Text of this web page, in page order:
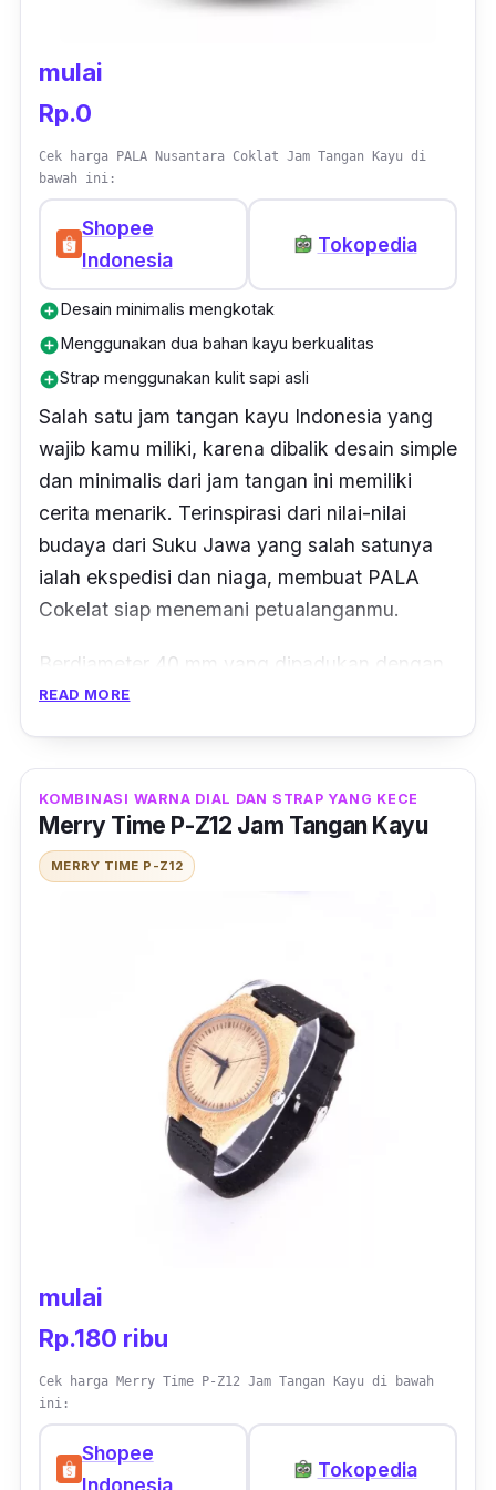
mulai
Rp.0
Cek harga PALA Nusantara Coklat Jam Tangan Kayu di
bawah ini:
Shopee
Indonesia
Tokopedia
add_circleDesain minimalis mengkotak
add_circleMenggunakan dua bahan kayu berkualitas
add_circleStrap menggunakan kulit sapi asli
Salah satu jam tangan kayu Indonesia yang
wajib kamu miliki, karena dibalik desain simple
dan minimalis dari jam tangan ini memiliki
cerita menarik. Terinspirasi dari nilai-nilai
budaya dari Suku Jawa yang salah satunya
ialah ekspedisi dan niaga, membuat PALA
Cokelat siap menemani petualanganmu.
Berdiameter 40 mm yang dipadukan dengan
lebar strap 240 mm, membuat jam tangan ini
watch faceyang menggunakan kayu maple,
membuat tampilan yang kokoh dan maskulin.
Salah satu hal yang membuat jam tangan
pemakaian, maka kulit tersebut akan
menghasilkan warnatanning yang
membuatnya semakin menarik seiring lama
pemakaiannya.
READ MORE
KOMBINASI WARNA DIAL DAN STRAP YANG KECE
Merry Time P-Z12 Jam Tangan Kayu
MERRY TIME P-Z12
mulai
Rp.180 ribu
Cek harga Merry Time P-Z12 Jam Tangan Kayu di bawah
ini:
Shopee
Indonesia
Tokopedia